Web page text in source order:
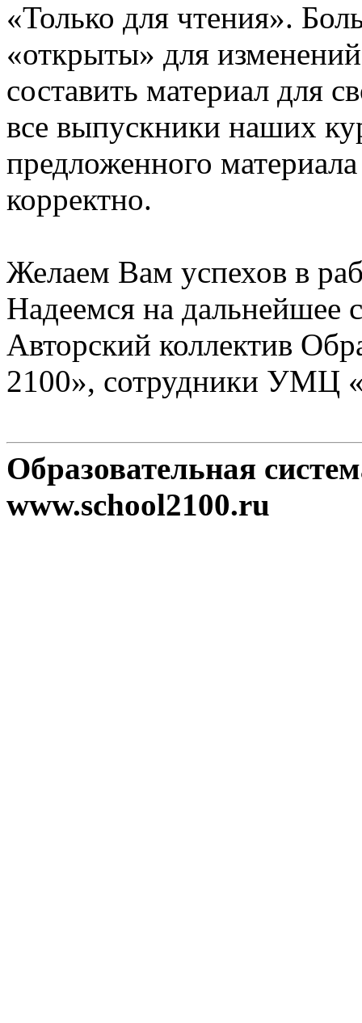
«Только для чтения».
«открыты» для
составить материал для
все выпускники наших
предложенного
корректно.
Желаем Вам успехов в
Надеемся на дальнейшее
Авторский коллектив
2100», сотрудники УМЦ
Образовательная
www.school2100.ru